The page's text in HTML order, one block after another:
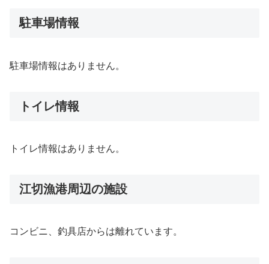
駐車場情報
駐車場情報はありません。
トイレ情報
トイレ情報はありません。
江切漁港周辺の施設
コンビニ、釣具店からは離れています。